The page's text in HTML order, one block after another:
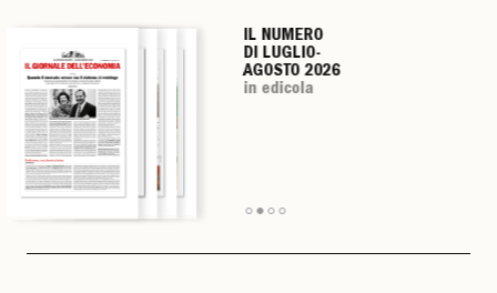
IL NUMERO
DI LUGLIO-
AGOSTO 2026
in edicola
IL NUMERO
DI LUGLIO-
AGOSTO 2026
in edicola
IL NUMERO
DI LUGLIO-
AGOSTO 2026
in edicola
IL NUMERO
DI LUGLIO-
AGOSTO 2026
in edicola